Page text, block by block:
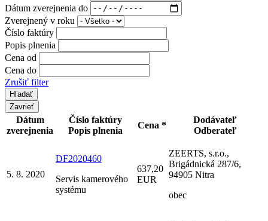
Dátum zverejnenia do
Zverejnený v roku
Číslo faktúry
Popis plnenia
Cena od
Cena do
Zrušiť filter
Zavrieť
Dátum
zverejnenia
Číslo faktúry
Popis plnenia
Cena *
Dodávateľ
Odberateľ
5. 8. 2020
DF2020460
Servis kamerového
systému
637,20
EUR
ZEERTS, s.r.o.,
Brigádnická 287/6,
94905 Nitra
obec